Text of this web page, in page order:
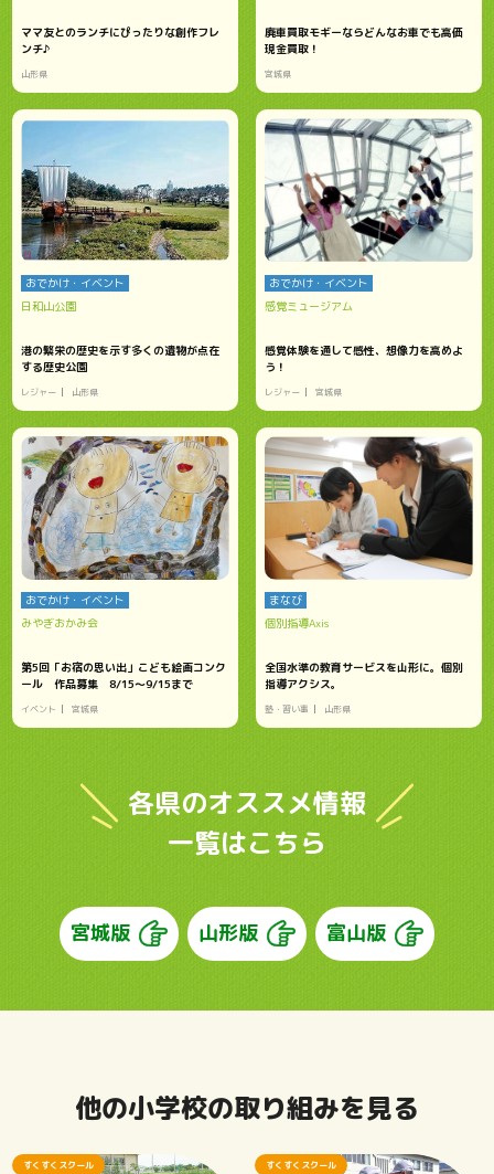
ママ友とのランチにぴったりな創作フレ
ンチ♪
山形県
廃車買取モギーならどんなお車でも高価
現金買取！
宮城県
おでかけ・イベント
日和山公園
港の繁栄の歴史を示す多くの遺物が点在
する歴史公園
レジャー 山形県
おでかけ・イベント
感覚ミュージアム
感覚体験を通して感性、想像力を高めよ
う！
レジャー 宮城県
おでかけ・イベント
みやぎおかみ会
第5回「お宿の思い出」こども絵画コンク
ール 作品募集 8/15～9/15まで
イベント 宮城県
まなび
個別指導Axis
全国水準の教育サービスを山形に。個別
指導アクシス。
塾・習い事 山形県
各県のオススメ情報
一覧はこちら
宮城版 山形版 富山版
他の小学校の取り組みを見る
すくすくスクール すくすくスクール